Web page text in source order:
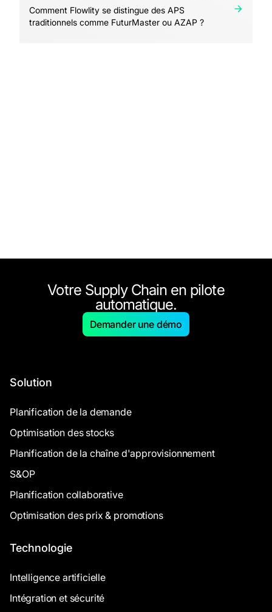
Comment Flowlity se distingue des APS
traditionnels comme FuturMaster ou AZAP ?
Votre Supply Chain en pilote
automatique.
Demander une démo
Solution
Planification de la demande
Optimisation des stocks
Planification de la chaîne d'approvisionnement
S&OP
Planification collaborative
Optimisation des prix & promotions
Technologie
Intelligence artificielle
Intégration et sécurité